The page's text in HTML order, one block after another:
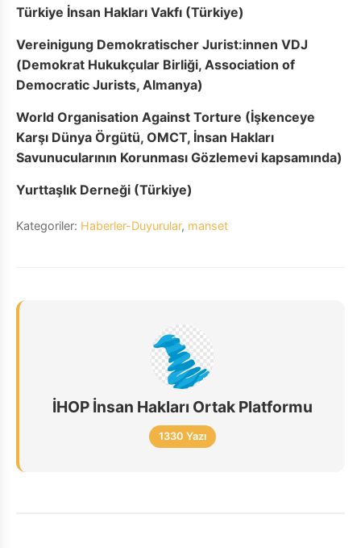
Türkiye İnsan Hakları Vakfı (Türkiye)
Vereinigung Demokratischer Jurist:innen VDJ
(Demokrat Hukukçular Birliği, Association of
Democratic Jurists, Almanya)
World Organisation Against Torture (İşkenceye
Karşı Dünya Örgütü, OMCT, İnsan Hakları
Savunucularının Korunması Gözlemevi kapsamında)
Yurttaşlık Derneği (Türkiye)
Kategoriler: Haberler-Duyurular, manset
İHOP İnsan Hakları Ortak Platformu
1330 Yazı